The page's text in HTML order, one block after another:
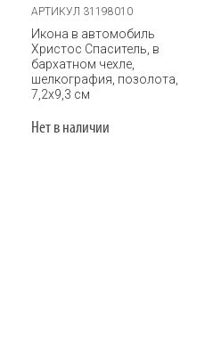
АРТИКУЛ 31198010
Икона в автомобиль
Христос Спаситель, в
бархатном чехле,
шелкография, позолота,
7,2х9,3 см
Нет в наличии